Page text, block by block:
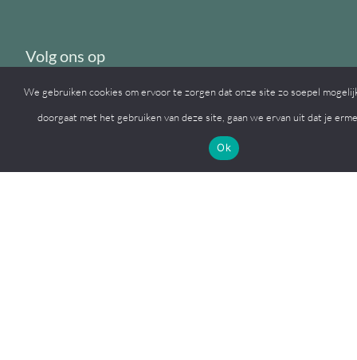
Volg ons op
We gebruiken cookies om ervoor te zorgen dat onze site zo soepel
doorgaat met het gebruiken van deze site, gaan we ervan uit dat je
Ok